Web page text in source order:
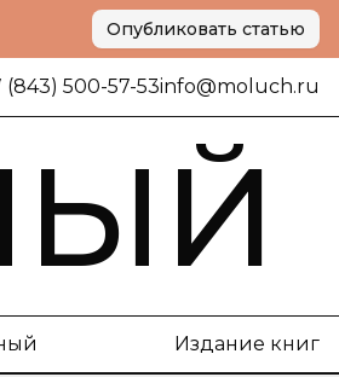
Опубликовать статью
(843) 500-57-53info@moluch.ru
Издание книг